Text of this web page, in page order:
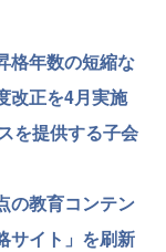
格年数の短縮な
改正を4月実施
を提供する子会
の教育コンテン
サイト」を刷新